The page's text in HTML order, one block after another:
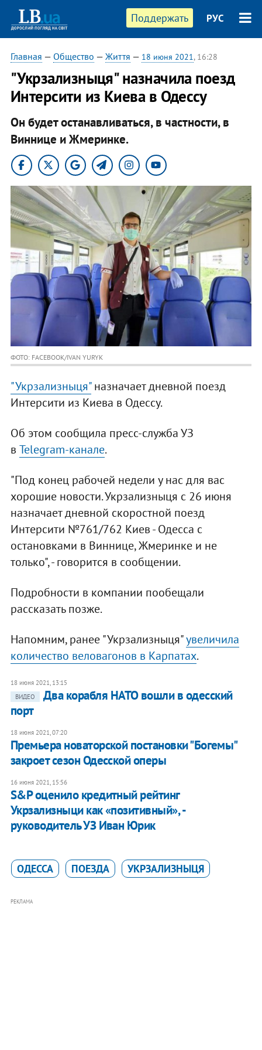
Поддержать РУС
Главная — Общество — Життя — 18 июня 2021, 16:28
"Укрзализныця" назначила поезд
Интерсити из Киева в Одессу
Он будет останавливаться, в частности, в
Виннице и Жмеринке.
ФОТО: FACEBOOK/IVAN YURYK
"Укрзализныця"назначает дневной поезд
Интерсити из Киева в Одессу.
Об этом сообщила пресс-служба УЗ
в Telegram-канале.
"Под конец рабочей недели у нас для вас
хорошие новости. Укрзализныця с 26 июня
назначает дневной скоростной поезд
Интерсити №761/762 Киев - Одесса с
остановками в Виннице, Жмеринке и не
только", - говорится в сообщении.
Подробности в компании пообещали
рассказать позже.
Напомним, ранее "Укрзализныця"увеличила
количество веловагонов в Карпатах.
18 июня 2021, 13:15
ВИДЕО
Два корабля НАТО вошли в одесский
порт
18 июня 2021, 07:20
Премьера новаторской постановки "Богемы"
закроет сезон Одесской оперы
16 июня 2021, 15:56
S&P оценило кредитный рейтинг
Укрзализныци как «позитивный», -
руководитель УЗ Иван Юрик
ОДЕССА ПОЕЗДА УКРЗАЛИЗНЫЦЯ
РЕКЛАМА